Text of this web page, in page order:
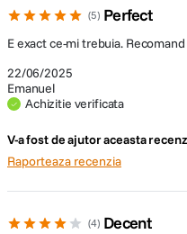
5 Perfect
22/06/2025
Emanuel
Achizitie verificata
E exact ce-mi trebuia. Recomand
V-a fost de ajutor aceasta
Raporteaza recenzia
4 Decent